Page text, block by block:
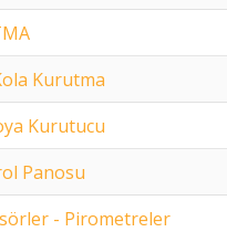
Kurutma
Kurutucu
Panosu
- Pirometreler